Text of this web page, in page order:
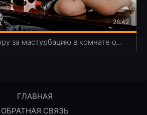
26:42
Вызвали к директору за мастурбацию в комнате отдыха в колледже
ГЛАВНАЯ
ОБРАТНАЯ СВЯЗЬ